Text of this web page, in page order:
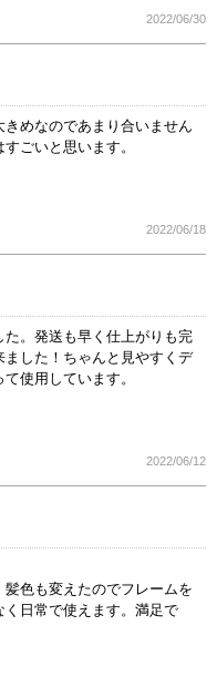
2022/06/30
めなのであまり合いません
ごいと思います。
2022/06/18
。発送も早く仕上がりも完
した！ちゃんと見やすくデ
使用しています。
2022/06/12
色も変えたのでフレームを
日常で使えます。満足で